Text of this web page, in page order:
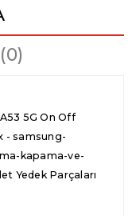
5G On Off
- samsung-
kapama-ve-
Yedek Parçaları